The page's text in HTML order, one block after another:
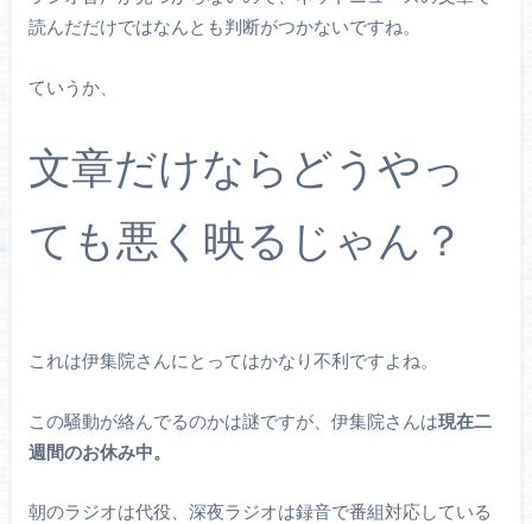
読んだだけではなんとも判断がつかないですね。
ていうか、
文章だけならどうやっ
ても悪く映るじゃん？
これは伊集院さんにとってはかなり不利ですよね。
この騒動が絡んでるのかは謎ですが、伊集院さんは現在二
週間のお休み中。
朝のラジオは代役、深夜ラジオは録音で番組対応している